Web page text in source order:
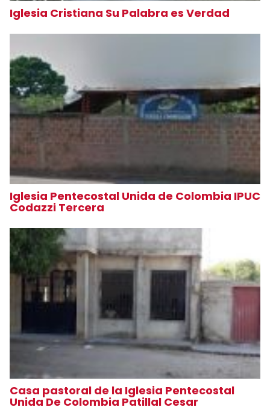
Iglesia Cristiana Su Palabra es Verdad
Iglesia Pentecostal Unida de Colombia IPUC
Codazzi Tercera
Casa pastoral de la Iglesia Pentecostal
Unida De Colombia Patillal Cesar